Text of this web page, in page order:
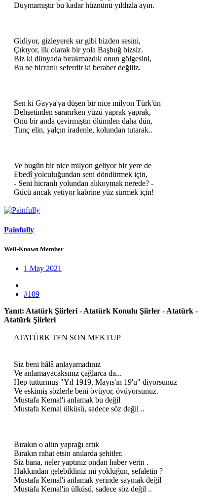
Duymamıştır bu kadar hüznünü yıldızla ayın.
Gidiyor, gizleyerek sır gibi bizden sesini,
Çıkıyor, ilk olarak bir yola Başbuğ bizsiz.
Biz ki dünyada bırakmazdık onun gölgesini,
Bu ne hicranlı seferdir ki beraber değiliz.
Sen ki Gayya'ya düşen bir nice milyon Türk'ün
Dehşetinden sararırken yüzü yaprak yaprak,
Onu bir anda çevirmiştin ölümden daha dün,
Tunç elin, yalçın iradenle, kolundan tutarak..
Ve bugün bir nice milyon geliyor bir yere de
Ebedî yolculuğundan seni döndürmek için,
- Seni hicranlı yolundan alıkoymak nerede? -
Gücü ancak yetiyor kabrine yüz sürmek için!​
Painfully
Well-Known Member
1 May 2021
#109
Yanıt: Atatürk Şiirleri - Atatürk Konulu Şiirler - Atatürk -
Atatürk Şiirleri
ATATÜRK'TEN SON MEKTUP
Siz beni hâlâ anlayamadınız
Ve anlamayacaksınız çağlarca da...
Hep tutturmuş "Yıl 1919, Mayıs'ın 19'u" diyorsunuz
Ve eskimiş sözlerle beni övüyor, övüyorsunuz.
Mustafa Kemal'i anlamak bu değil
Mustafa Kemal ülküsü, sadece söz değil ..
Bırakın o altın yaprağı artık
Bırakın rahat etsin anılarda şehitler.
Siz bana, neler yaptınız ondan haber verin .
Hakkından gelebildiniz mi yokluğun, sefaletin ?
Mustafa Kemal'i anlamak yerinde saymak değil
Mustafa Kemal'in ülküsü, sadece söz değil ..